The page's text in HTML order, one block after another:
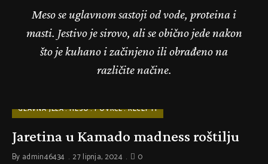
Mesose uglavnom sastoji od vode, proteina i
masti. Jestivo je sirovo, ali se obično jede nakon
što je kuhano i začinjeno ili obrađeno na
različite načine.
GLAVNA JELA MESO POVRĆE RECEPTI
Jaretina u Kamado madness roštilju
By admin46434 27 lipnja, 2024 0